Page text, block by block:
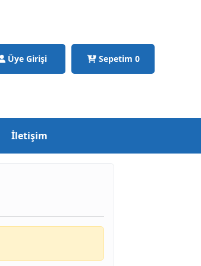
Üye Girişi Sepetim 0
İletişim